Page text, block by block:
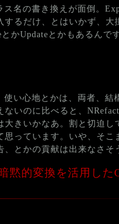
名の書き換えが面倒。
するだけ、とはいかず、
かUpdateとかもあるんで
い心地とかは、両者、
ないのに比べると、
きいかなあ。割と切迫
思っています。いや、そ
とかの貢献は出来なさそ
黙的変換を活用した